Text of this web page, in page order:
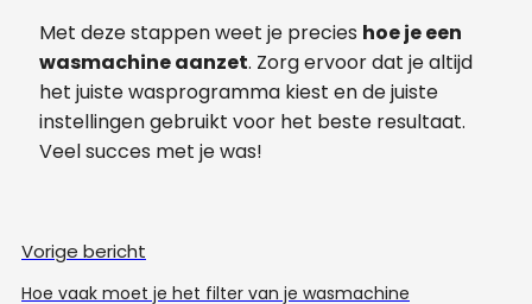
Met deze stappen weet je precies hoe je een
wasmachine aanzet. Zorg ervoor dat je altijd
het juiste wasprogramma kiest en de juiste
instellingen gebruikt voor het beste resultaat.
Veel succes met je was!
Vorige bericht
Hoe vaak moet je het filter van je wasmachine